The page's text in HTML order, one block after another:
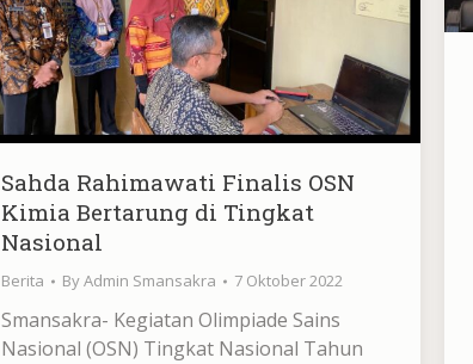
Sahda Rahimawati Finalis OSN
Kimia Bertarung di Tingkat
Nasional
Berita ByAdmin Smansakra 7 Oktober 2022
Smansakra- Kegiatan Olimpiade Sains
Nasional (OSN) Tingkat Nasional Tahun